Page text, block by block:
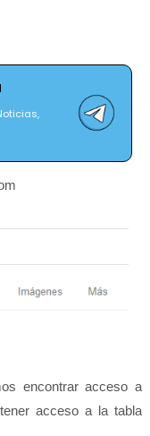
encontrar acceso a
acceso a la tabla